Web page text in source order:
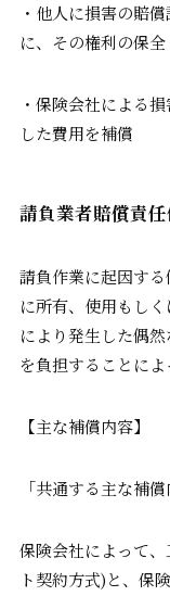
・他人に損害の賠
に、その権利の保
・保険会社による
した費用を補償
請負業者賠償責
請負作業に起因す
に所有、使用もし
により発生した偶
を負担することによ
【主な補償内容】
「共通する主な補
保険会社によって
ト契約方式)と、保